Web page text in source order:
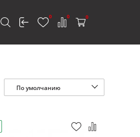
0 0 0
По умолчанию